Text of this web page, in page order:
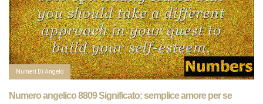
Numeri Di Angelo
Numero angelico 8809 Significato: semplice amore per se